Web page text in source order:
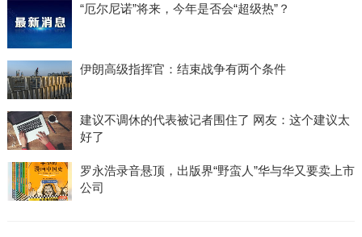
“厄尔尼诺”将来，今年是否会“超级热”？
伊朗高级指挥官：结束战争有两个条件
建议不调休的代表被记者围住了 网友：这个建议太
好了
罗永浩录音悬顶，出版界“野蛮人”华与华又要卖上市
公司